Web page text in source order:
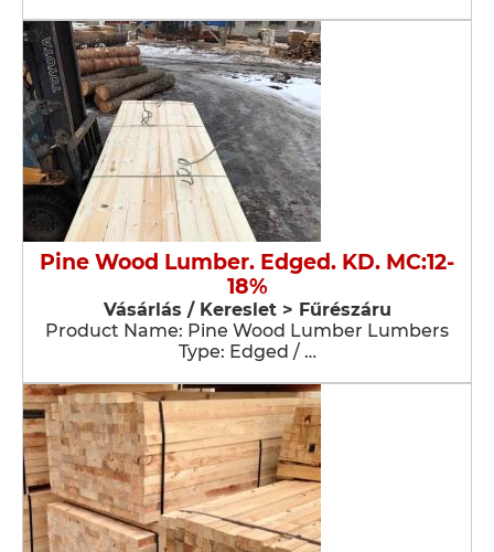
Pine Wood Lumber. Edged. KD. MC:12-
18%
Vásárlás / Kereslet > Fűrészáru
Product Name: Pine Wood Lumber Lumbers
Type: Edged / …